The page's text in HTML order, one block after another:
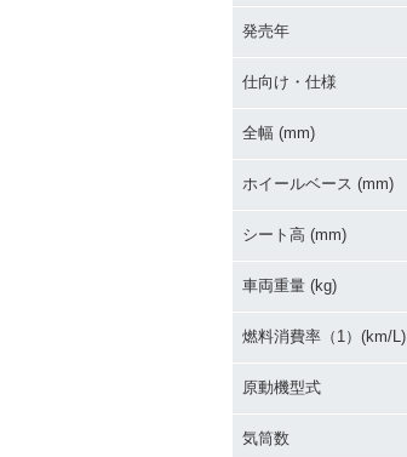
ェンジ
2004年 リモコンJOG・
追加
発売年
仕向け・仕様
全幅 (mm)
ホイールベース (mm)
シート高 (mm)
車両重量 (kg)
燃料消費率（1）(km/L)
原動機型式
気筒数